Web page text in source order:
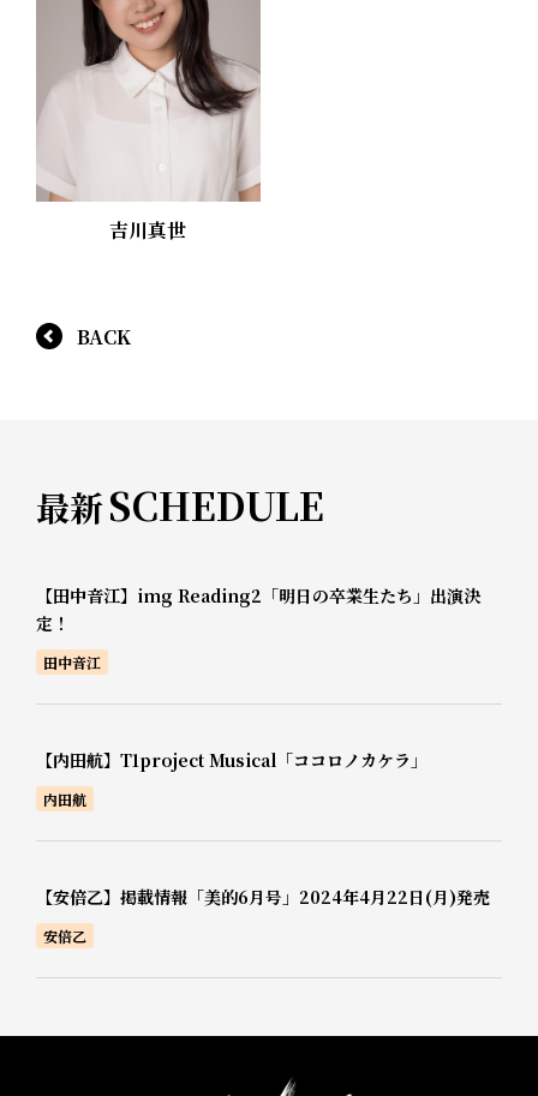
吉川真世
BACK
最新SCHEDULE
【田中音江】img Reading2「明日の卒業生たち」出演決
定！
田中音江
【内田航】T1project Musical「ココロノカケラ」
内田航
【安倍乙】掲載情報「美的6月号」2024年4月22日(月)発売
安倍乙